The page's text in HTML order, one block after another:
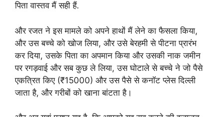
पिता वास्तव मैं सही हैं.
और रजत ने इस मामले को अपने हाथों मैं लेने का फैसला किया,
और उस बच्चे को खोज लिया, और उसे बेरहमी से पीटना प्रारंभ
कर दिया, उसके पिता का अपमान किया और उसकी नाक जमीन
पर रगड़वाई और सब कुछ ले लिया, उस घोटाले से बच्चे ने जो पैसे
एकत्रित किए (₹15000) और उस पैसे से कनॉट प्लेस दिल्ली
जाता है, और गरीबों को खाना बांटता है।